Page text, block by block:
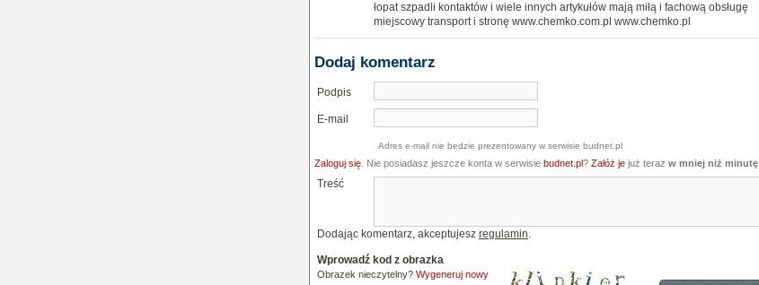
łopat szpadli kontaktów i wiele innych artykułów mają miłą i fachową obsługę
miejscowy transport i stronę www.chemko.com.pl www.chemko.pl
Dodaj komentarz
Podpis
E-mail
Adres e-mail nie bedzie prezentowany w serwisie budnet.pl
Zaloguj się . Nie posiadasz jeszcze konta w serwisie budnet.pl? Załóż je już teraz w mniej niż minutę
Treść
Dodając komentarz, akceptujesz regulamin.
Wprowadź kod z obrazka
Obrazek nieczytelny? Wygeneruj nowy